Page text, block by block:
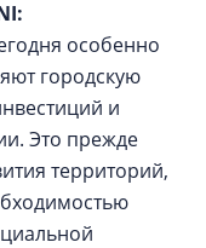
особенно
городскую
и
Это прежде
территорий,